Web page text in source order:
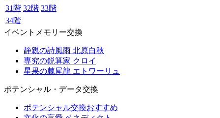
31階 32階 33階
34階
イベントメモリー交換
静親の詩風雨 北原白秋
専究の鋭算家 クロイ
星果の棘尾龍 エトワーリュ
ポテンシャル・データ交換
ポテンシャル交換おすすめ